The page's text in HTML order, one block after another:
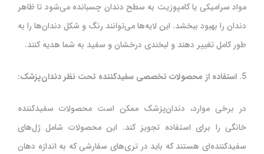
مواد سرامیکی یا کامپوزیت به سطح دندان چسبانده می‌شود تا ظاهر
دندان را بهبود ببخشد. این لایه‌ها می‌توانند رنگ و شکل دندان‌ها را به
طور کامل تغییر دهند و لبخندی درخشان و سفید به شما هدیه کنند.
5. استفاده از محصولات تخصصی سفیدکننده تحت نظر دندان‌پزشک:
در برخی موارد، دندان‌پزشک ممکن است محصولات سفیدکننده
خانگی را برای استفاده تجویز کند. این محصولات شامل ژل‌های
سفیدکننده‌ای هستند که باید در تری‌های سفارشی که به اندازه دهان